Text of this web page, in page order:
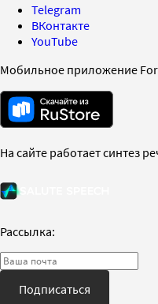
Telegram
ВКонтакте
YouTube
Мобильное приложение
На сайте работает синтез
Рассылка:
Подписаться